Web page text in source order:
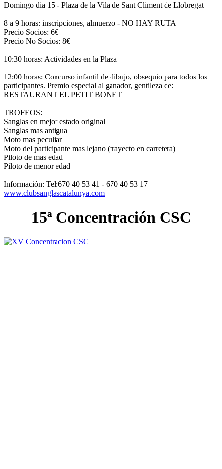
Domingo dia 15 - Plaza de la Vila de Sant Climent de Llobregat
8 a 9 horas: inscripciones, almuerzo - NO HAY RUTA
Precio Socios: 6€
Precio No Socios: 8€
10:30 horas: Actividades en la Plaza
12:00 horas: Concurso infantil de dibujo, obsequio para todos los
participantes. Premio especial al ganador, gentileza de:
RESTAURANT EL PETIT BONET
TROFEOS:
Sanglas en mejor estado original
Sanglas mas antigua
Moto mas peculiar
Moto del participante mas lejano (trayecto en carretera)
Piloto de mas edad
Piloto de menor edad
Información: Tel:670 40 53 41 - 670 40 53 17
www.clubsanglascatalunya.com
15ª Concentración CSC